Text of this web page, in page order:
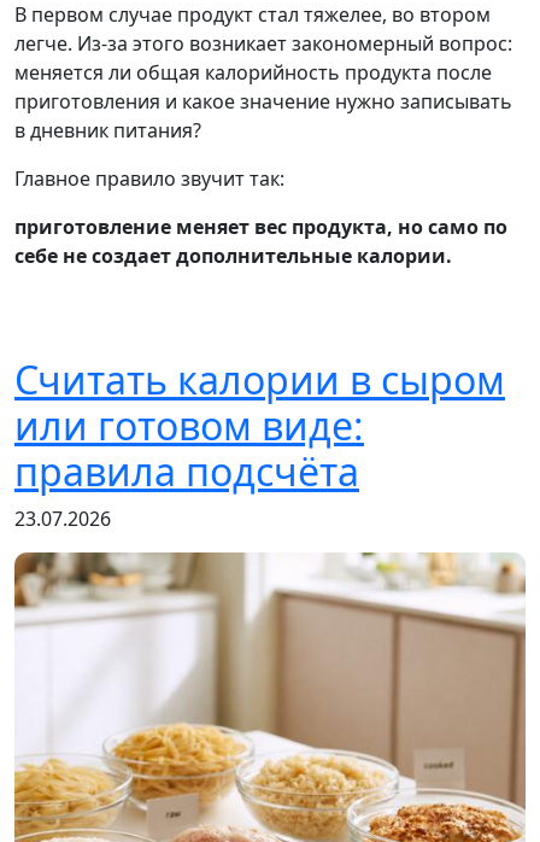
В первом случае продукт стал тяжелее, во втором
легче. Из-за этого возникает закономерный вопрос:
меняется ли общая калорийность продукта после
приготовления и какое значение нужно записывать
в дневник питания?
Главное правило звучит так:
приготовление меняет вес продукта, но само по
себе не создает дополнительные калории.
Считать калории в сыром
или готовом виде:
правила подсчёта
23.07.2026